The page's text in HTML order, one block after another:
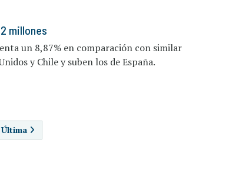
millones
un 8,87% en comparación con similar
y Chile y suben los de España.
Última